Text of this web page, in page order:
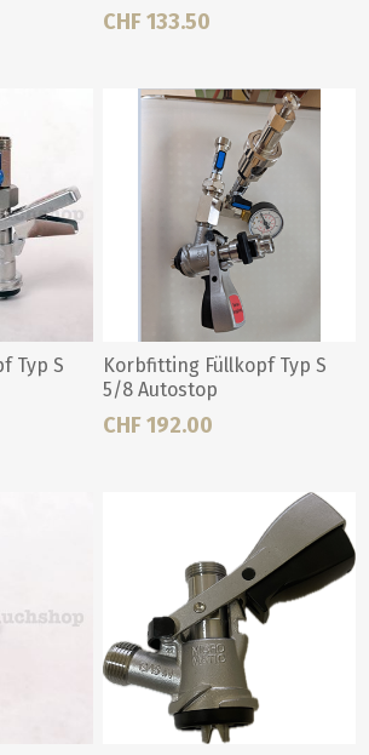
CHF 133.50
Typ S
Korbfitting Füllkopf Typ S
5/8 Autostop
CHF 192.00